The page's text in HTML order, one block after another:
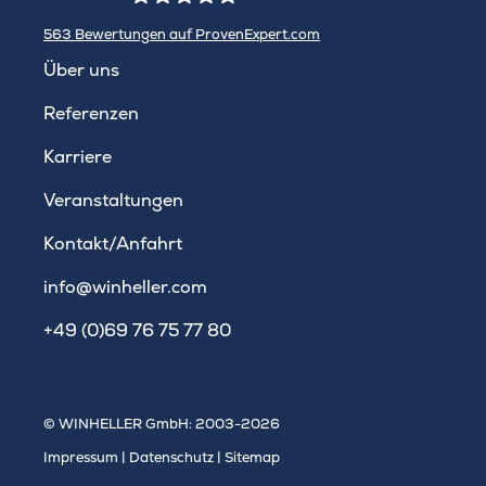
563 Bewertungen auf ProvenExpert.com
Über uns
Referenzen
Karriere
Veranstaltungen
Kontakt/Anfahrt
info@winheller.com
+49 (0)69 76 75 77 80
© WINHELLER GmbH: 2003-2026
Impressum | Datenschutz | Sitemap